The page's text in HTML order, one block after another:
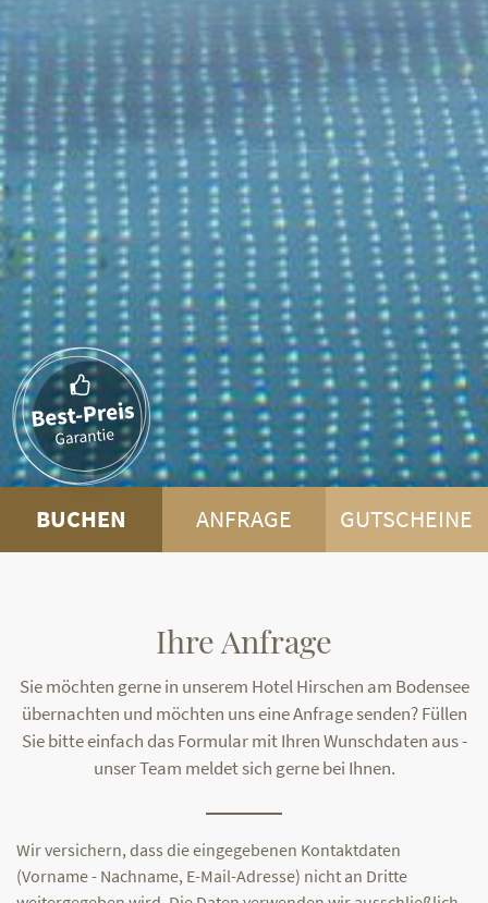
BUCHEN ANFRAGE GUTSCHEINE
Ihre Anfrage
Sie möchten gerne in unserem Hotel Hirschen am Bodensee
übernachten und möchten uns eine Anfrage senden? Füllen
Sie bitte einfach das Formular mit Ihren Wunschdaten aus -
unser Team meldet sich gerne bei Ihnen.
Wir versichern, dass die eingegebenen Kontaktdaten
(Vorname - Nachname, E-Mail-Adresse) nicht an Dritte